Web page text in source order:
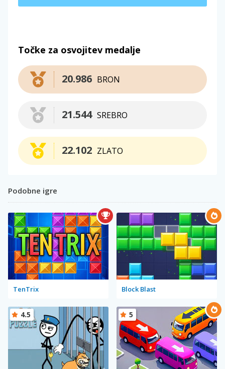
Točke za osvojitev medalje
BRON
20.986
SREBRO
21.544
ZLATO
22.102
Podobne igre
TenTrix Block Blast
4.5 5